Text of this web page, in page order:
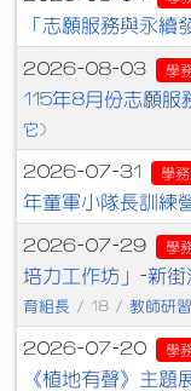
「志願服務與永續
2026-08-03 學
115年8月份志願服
它 )
2026-07-31 學
年童軍小隊長訓練
2026-07-29 學
培力工作坊」-新
育組長 / 18 / 教師研習
2026-07-20 學
《植地有聲》主題